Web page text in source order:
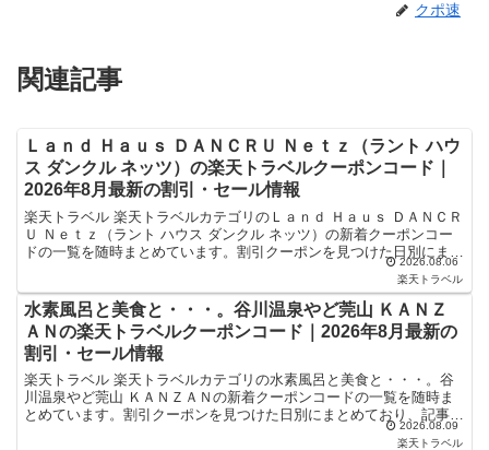
クポ速
関連記事
Ｌａｎｄ Ｈａｕｓ ＤＡＮＣＲＵ Ｎｅｔｚ（ラント ハウ
ス ダンクル ネッツ）の楽天トラベルクーポンコード｜
2026年8月最新の割引・セール情報
楽天トラベル 楽天トラベルカテゴリのＬａｎｄ Ｈａｕｓ ＤＡＮＣＲ
Ｕ Ｎｅｔｚ（ラント ハウス ダンクル ネッツ）の新着クーポンコー
ドの一覧を随時まとめています。割引クーポンを見つけた日別にまと
2026.08.06
楽天トラベル
水素風呂と美食と・・・。谷川温泉やど莞山 ＫＡＮＺ
ＡＮの楽天トラベルクーポンコード｜2026年8月最新の
割引・セール情報
楽天トラベル 楽天トラベルカテゴリの水素風呂と美食と・・・。谷
川温泉やど莞山 ＫＡＮＺＡＮの新着クーポンコードの一覧を随時ま
とめています。割引クーポンを見つけた日別にまとめており、記事の
上にあるものが最新の割引クーポンになります。ホテル・旅...2026.08.09
楽天トラベル